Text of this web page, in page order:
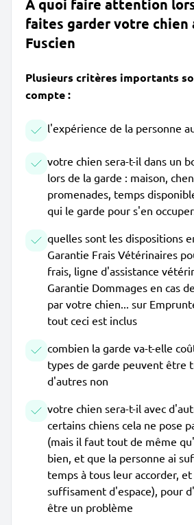
À quoi faire attention
faites garder votre chien
Fuscien
Plusieurs critères importants
compte :
l'expérience de la personne
votre chien sera-t-il dans un
lors de la garde : maison,
promenades, temps
qui le garde pour s'en
quelles sont les dispositions
Garantie Frais Vétérinaires
frais, ligne d'assistance
Garantie Dommages en cas
par votre chien... sur
tout ceci est inclus
combien la garde va-t-elle
types de garde peuvent être
d'autres non
votre chien sera-t-il avec
certains chiens cela ne pose
(mais il faut tout de même
bien, et que la personne ai
temps à tous leur accorder,
suffisament d'espace), pour
être un problème